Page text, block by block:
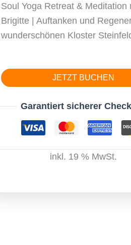
inkl. 19 % MwSt.
Soul Yoga Retreat & Meditation
Brigitte | Auftanken und
wunderschönen Kloster
Soul
Flow
Yoga
meets
restoratives
Yin
-
JETZT BUCHEN
Garantiert sicherer